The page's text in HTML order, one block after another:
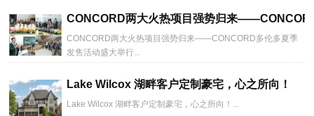
CONCORD两大火热项目强势归来
CONCORD两大火热项目强势归来——CONCORD多伦多夏季
发售活动盛大举行...
Lake Wilcox 湖畔客户定制豪宅，心之所向！
Lake Wilcox 湖畔客户定制豪宅，心之所向！...